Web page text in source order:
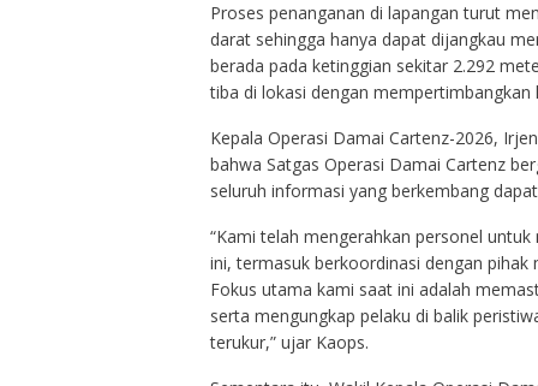
Proses penanganan di lapangan turut
darat sehingga hanya dapat dijangkau
berada pada ketinggian sekitar 2.292
tiba di lokasi dengan mempertimbangkan
Kepala Operasi Damai Cartenz-2026,
bahwa Satgas Operasi Damai Cartenz
seluruh informasi yang berkembang
“Kami telah mengerahkan personel
ini, termasuk berkoordinasi dengan
Fokus utama kami saat ini adalah
serta mengungkap pelaku di balik
terukur,” ujar Kaops.